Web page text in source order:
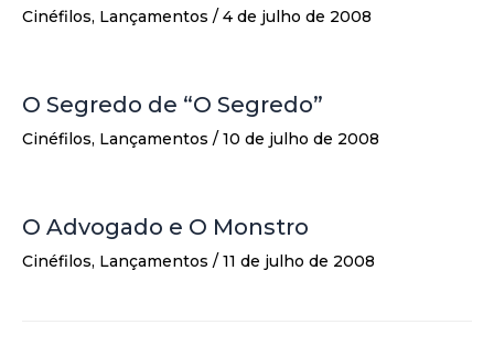
Cinéfilos, Lançamentos / 4 de julho de 2008
O Segredo de “O Segredo”
Cinéfilos, Lançamentos / 10 de julho de 2008
O Advogado e O Monstro
Cinéfilos, Lançamentos / 11 de julho de 2008